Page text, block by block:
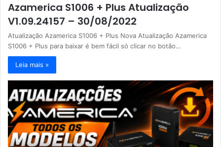
Azamerica S1006 + Plus Atualização
V1.09.24157 – 30/08/2022
Atualização Azamerica S1006 + Plus Nova Atualização Azamerica
S1006 + Plus para baixar é bem fácil só clicar no botão…
Leia mais »